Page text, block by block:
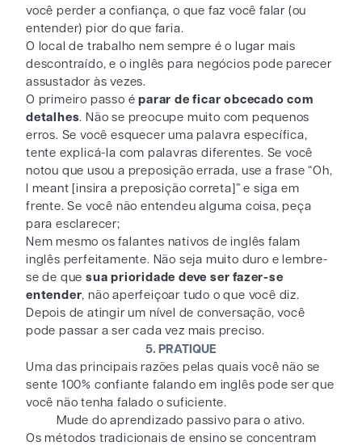
você perder a confiança, o que faz você falar (ou
entender) pior do que faria.
O local de trabalho nem sempre é o lugar mais
descontraído, e o inglês para negócios pode parecer
assustador às vezes.
O primeiro passo éparar de ficar obcecado com
detalhes. Não se preocupe muito com pequenos
erros. Se você esquecer uma palavra específica,
tente explicá-la com palavras diferentes. Se você
notou que usou a preposição errada, use a frase “Oh,
I meant [insira a preposição correta]” e siga em
frente. Se você não entendeu alguma coisa, peça
para esclarecer;
Nem mesmo os falantes nativos de inglês falam
inglês perfeitamente. Não seja muito duro e lembre-
se de que sua prioridade deve ser fazer-se
entender, não aperfeiçoar tudo o que você diz.
Depois de atingir um nível de conversação, você
pode passar a ser cada vez mais preciso.
5. PRATIQUE
Uma das principais razões pelas quais você não se
sente 100% confiante falando em inglês pode ser que
você não tenha falado o suficiente.
Mude do aprendizado passivo para o ativo.
Os métodos tradicionais de ensino se concentram